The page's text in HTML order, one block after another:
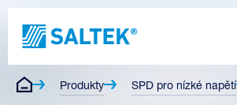
Produkty SPD pro nízké napětí